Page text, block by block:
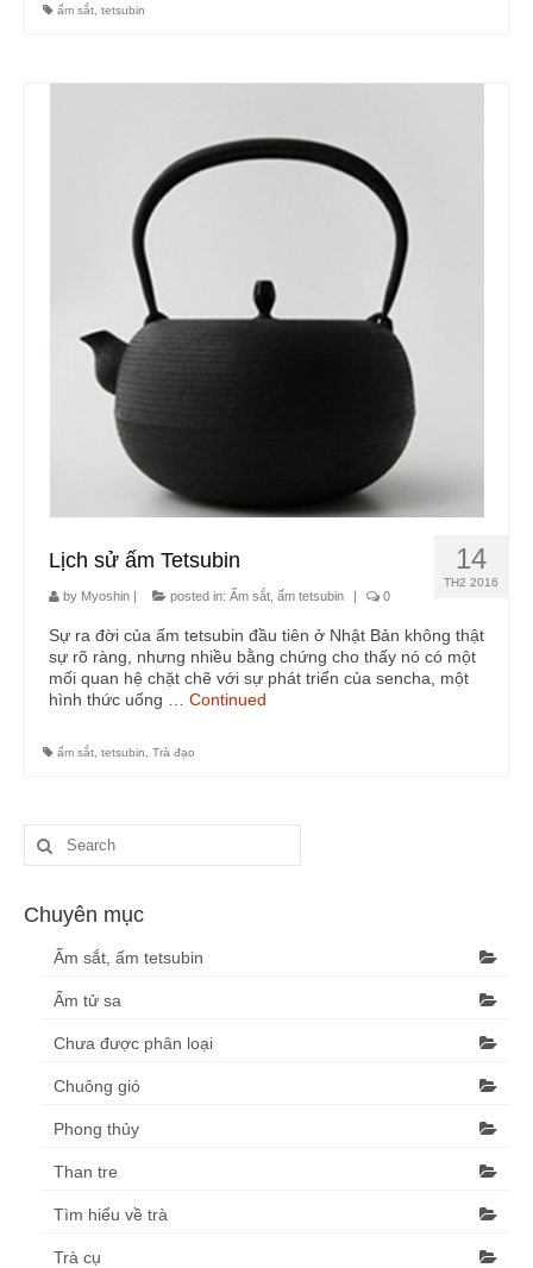
ấm sắt tetsubin
14
TH2 2016
Lịch sử ấm Tetsubin
by Myoshin | posted in: Ấm sắt, ấm tetsubin | 0
Sự ra đời của ấm tetsubin đầu tiên ở Nhật Bản không thật
sự rõ ràng, nhưng nhiều bằng chứng cho thấy nó có một
mối quan hệ chặt chẽ với sự phát triển của sencha, một
hình thức uống … Continued
ấm sắt tetsubin Trà đạo
Chuyên mục
Ấm sắt, ấm tetsubin
Ấm tử sa
Chưa được phân loại
Chuông gió
Phong thủy
Than tre
Tìm hiểu về trà
Trà cụ